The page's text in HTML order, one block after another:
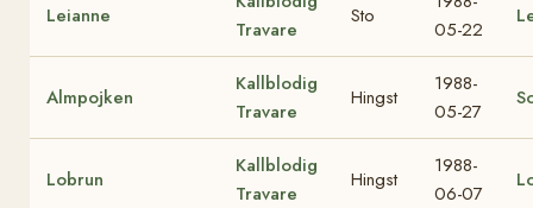
Leianne
Travare
Sto
05-22
Almpojken
Kallblodig
Travare
Hingst
1988-
05-27
Lobrun
Kallblodig
Travare
Hingst
1988-
06-07